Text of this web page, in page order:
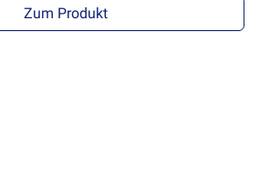
Zum Produkt